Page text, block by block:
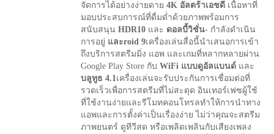
จัดการได้อย่างง่ายดาย 4K อัลตร้าเอชดี เนื้อหาที่
มอบประสบการณ์ที่ดื่มด่ำด้วยภาพพร้อมการ
สนับสนุน HDR10 และ ดอลบี้วิชั่น- กำลังดำเนิน
การอยู่ และroid 9เครื่องเล่นสื่อนี้นำเสนอการเข้า
ถึงบริการสตรีมมิ่ง แอพ และเกมที่หลากหลายผ่าน
Google Play Store กับ WiFi แบบดูอัลแบนด์ และ
บลูทูธ 4.1เครื่องเล่นจะรับประกันการเชื่อมต่อที่
รวดเร็วเพื่อการสตรีมที่ไม่สะดุด อินเทอร์เฟซผู้ใช้
ที่ใช้งานง่ายและรีโมทคอนโทรลทำให้การนำทาง
แอพและการตั้งค่าเป็นเรื่องง่าย ไม่ว่าคุณจะสตรีม
ภาพยนตร์ ดูทีวีสด หรือเพลิดเพลินกับเสียงเพลง